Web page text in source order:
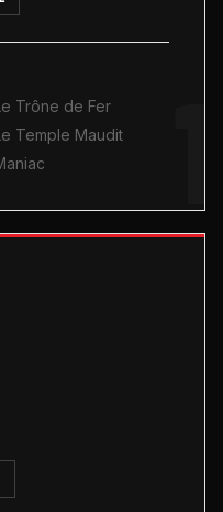
Trône de Fer
Temple Maudit